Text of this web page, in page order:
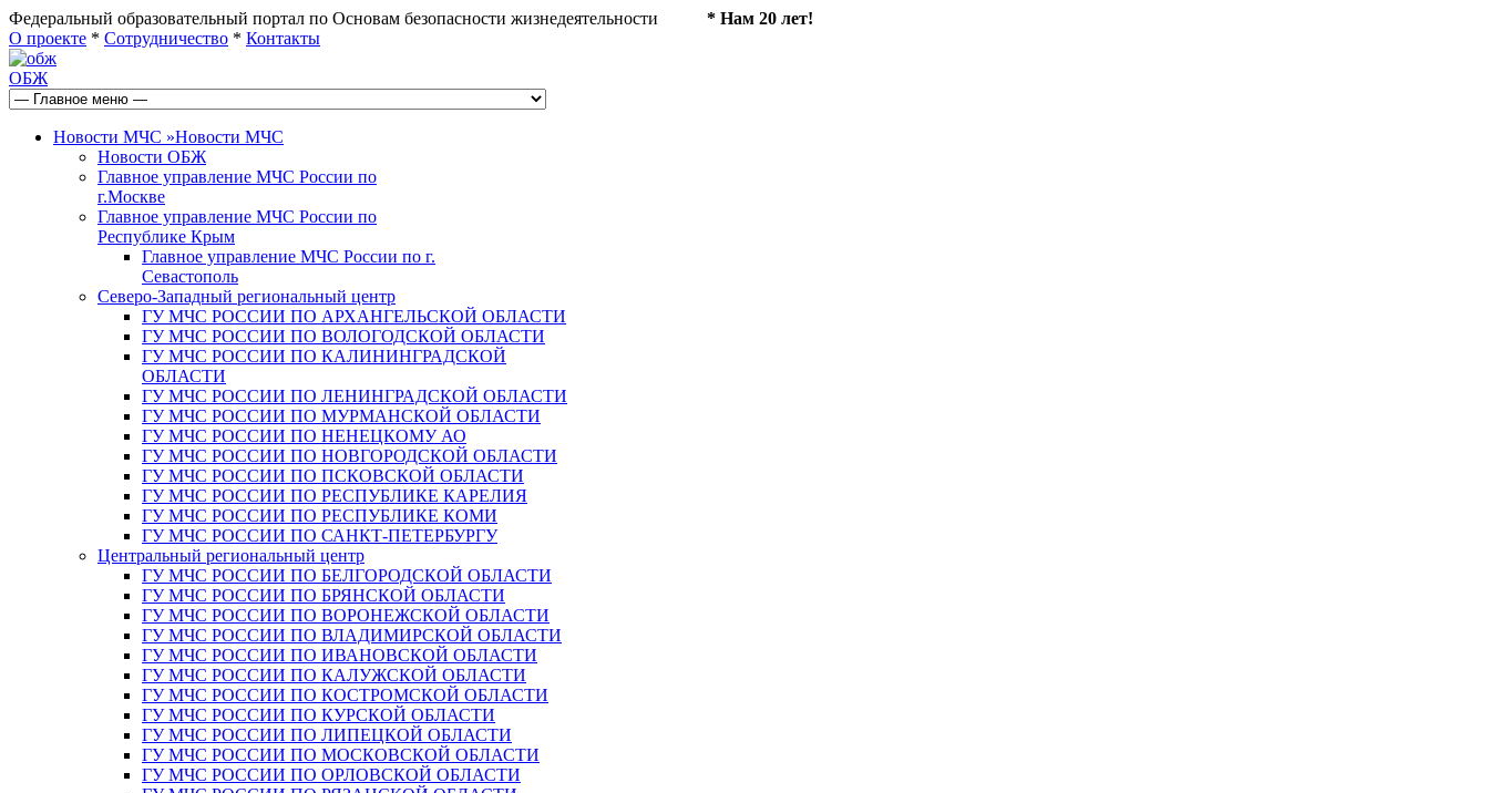
Федеральный образовательный портал по Основам безопасности жизнедеятельности * Нам 20 лет!
О проекте * Сотрудничество * Контакты
ОБЖ
Новости МЧС »Новости МЧС
Новости ОБЖ
Главное управление МЧС России по
г.Москве
Главное управление МЧС России по
Республике Крым
Главное управление МЧС России по г.
Севастополь
Северо-Западный региональный центр
ГУ МЧС РОССИИ ПО АРХАНГЕЛЬСКОЙ ОБЛАСТИ
ГУ МЧС РОССИИ ПО ВОЛОГОДСКОЙ ОБЛАСТИ
ГУ МЧС РОССИИ ПО КАЛИНИНГРАДСКОЙ
ОБЛАСТИ
ГУ МЧС РОССИИ ПО ЛЕНИНГРАДСКОЙ ОБЛАСТИ
ГУ МЧС РОССИИ ПО МУРМАНСКОЙ ОБЛАСТИ
ГУ МЧС РОССИИ ПО НЕНЕЦКОМУ АО
ГУ МЧС РОССИИ ПО НОВГОРОДСКОЙ ОБЛАСТИ
ГУ МЧС РОССИИ ПО ПСКОВСКОЙ ОБЛАСТИ
ГУ МЧС РОССИИ ПО РЕСПУБЛИКЕ КАРЕЛИЯ
ГУ МЧС РОССИИ ПО РЕСПУБЛИКЕ КОМИ
ГУ МЧС РОССИИ ПО САНКТ-ПЕТЕРБУРГУ
Центральный региональный центр
ГУ МЧС РОССИИ ПО БЕЛГОРОДСКОЙ ОБЛАСТИ
ГУ МЧС РОССИИ ПО БРЯНСКОЙ ОБЛАСТИ
ГУ МЧС РОССИИ ПО ВОРОНЕЖСКОЙ ОБЛАСТИ
ГУ МЧС РОССИИ ПО ВЛАДИМИРСКОЙ ОБЛАСТИ
ГУ МЧС РОССИИ ПО ИВАНОВСКОЙ ОБЛАСТИ
ГУ МЧС РОССИИ ПО КАЛУЖСКОЙ ОБЛАСТИ
ГУ МЧС РОССИИ ПО КОСТРОМСКОЙ ОБЛАСТИ
ГУ МЧС РОССИИ ПО КУРСКОЙ ОБЛАСТИ
ГУ МЧС РОССИИ ПО ЛИПЕЦКОЙ ОБЛАСТИ
ГУ МЧС РОССИИ ПО МОСКОВСКОЙ ОБЛАСТИ
ГУ МЧС РОССИИ ПО ОРЛОВСКОЙ ОБЛАСТИ